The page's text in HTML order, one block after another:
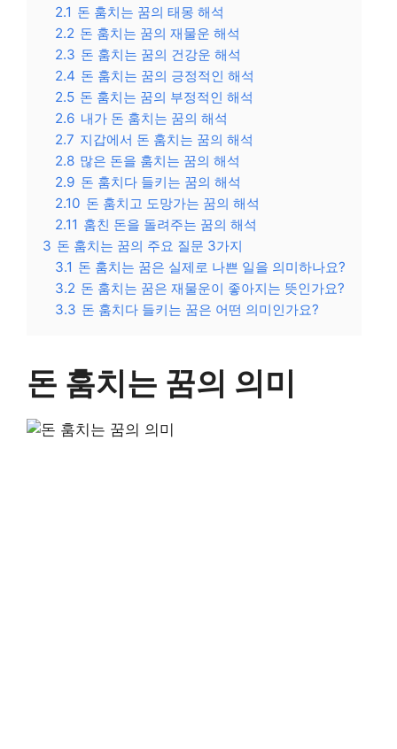
2.1 돈 훔치는 꿈의 태몽 해석
2.2 돈 훔치는 꿈의 재물운 해석
2.3 돈 훔치는 꿈의 건강운 해석
2.4 돈 훔치는 꿈의 긍정적인 해석
2.5 돈 훔치는 꿈의 부정적인 해석
2.6 내가 돈 훔치는 꿈의 해석
2.7 지갑에서 돈 훔치는 꿈의 해석
2.8 많은 돈을 훔치는 꿈의 해석
2.9 돈 훔치다 들키는 꿈의 해석
2.10 돈 훔치고 도망가는 꿈의 해석
2.11 훔친 돈을 돌려주는 꿈의 해석
3 돈 훔치는 꿈의 주요 질문 3가지
3.1 돈 훔치는 꿈은 실제로 나쁜 일을 의미하나요?
3.2 돈 훔치는 꿈은 재물운이 좋아지는 뜻인가요?
3.3 돈 훔치다 들키는 꿈은 어떤 의미인가요?
돈 훔치는 꿈의 의미